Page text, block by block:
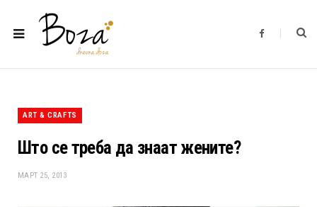
F
b
ART & CRAFTS
Што се треба да знаат жените?
МАРТ 25, 2013